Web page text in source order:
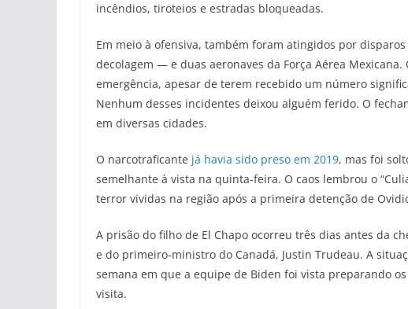
incêndios, tiroteios e estradas bloqueadas.
Em meio à ofensiva, também foram atingidos por
decolagem — e duas aeronaves da Força Aérea
emergência, apesar de terem recebido um número
Nenhum desses incidentes deixou alguém ferido. O
em diversas cidades.
O narcotraficante já havia sido preso em 2019, mas foi
semelhante à vista na quinta-feira. O caos lembrou o
terror vividas na região após a primeira detenção de
A prisão do filho de El Chapo ocorreu três dias antes da
e do primeiro-ministro do Canadá, Justin Trudeau. A
semana em que a equipe de Biden foi vista preparando
visita.